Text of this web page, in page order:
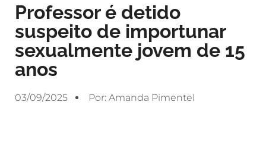
Professor é detido
suspeito de importunar
sexualmente jovem de 15
anos
03/09/2025 Por: Amanda Pimentel